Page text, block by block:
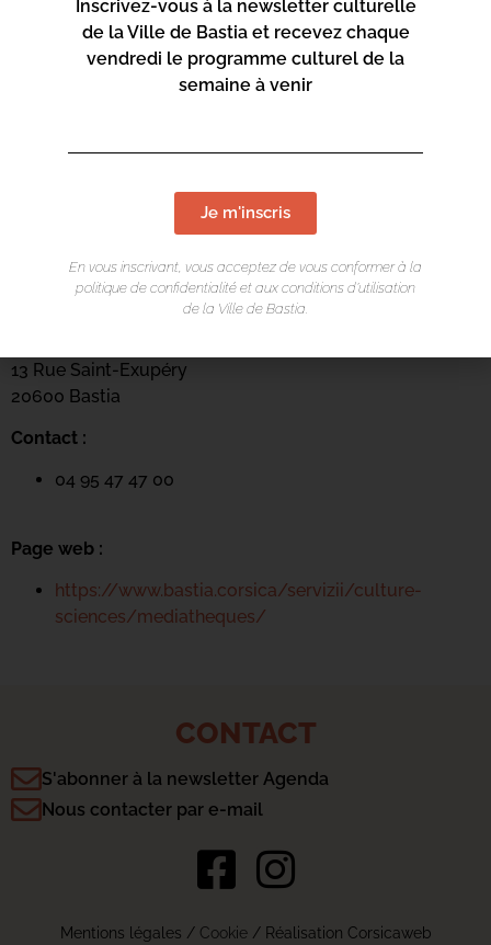
LIEU DE L'ÉVÉNEMENT
13 Rue Saint-Exupéry
20600 Bastia
Contact :
04 95 47 47 00
Page web :
https://www.bastia.corsica/servizii/culture-
sciences/mediatheques/
CONTACT
S'abonner à la newsletter Agenda
Nous contacter par e-mail
Mentions légales / Cookie/ Réalisation Corsicaweb
Inscrivez-vous à la newsletter culturelle
de la Ville de Bastia et recevez chaque
vendredi le programme culturel de la
semaine à venir
Je m'inscris
En vous inscrivant, vous acceptez de vous conformer à la
politique de confidentialité et aux conditions d’utilisation
de la Ville de Bastia.